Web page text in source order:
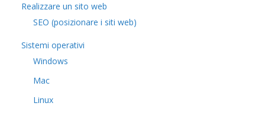
Realizzare un sito web
SEO (posizionare i siti web)
Sistemi operativi
Windows
Mac
Linux